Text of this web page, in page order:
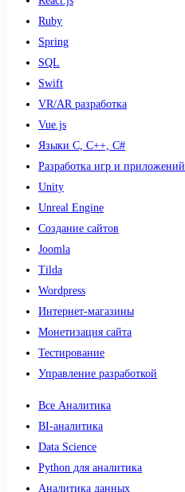
Ruby
Spring
SQL
Swift
VR/AR разработка
Vue.js
Языки С, С++, С#
Разработка игр и приложений
Unity
Unreal Engine
Создание сайтов
Joomla
Tilda
Wordpress
Интернет-магазины
Монетизация сайта
Тестирование
Управление разработкой
Все Аналитика
BI-аналитика
Data Science
Python для аналитика
Аналитика данных